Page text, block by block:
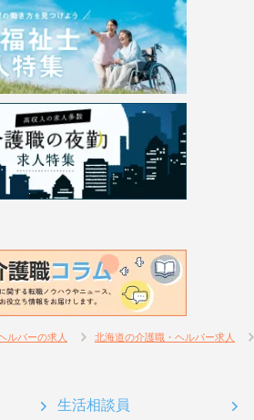
ルパーの求人 北海道の介護職・ヘルパー求人
生活相談員